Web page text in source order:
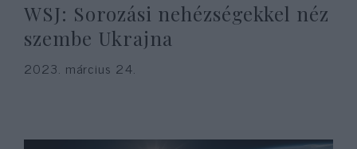
WSJ: Sorozási nehézségekkel néz
szembe Ukrajna
2023. március 24.